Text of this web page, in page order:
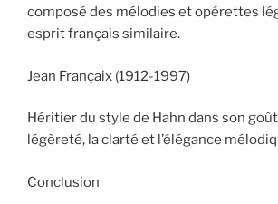
composé des mélodies et opérettes
esprit français similaire.
Jean Françaix (1912-1997)
Héritier du style de Hahn dans son
légèreté, la clarté et l’élégance
Conclusion